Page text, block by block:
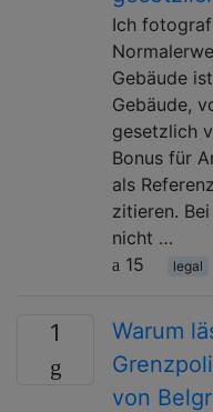
Ich
Gebäude
Gebäude,
gesetzlich
Bonus für
als
zitieren.
nicht …
15
legal
1
Warum
von